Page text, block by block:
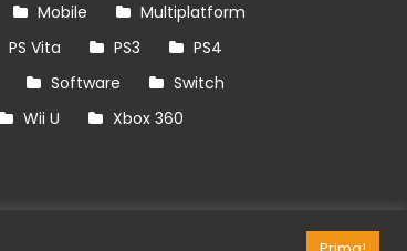
Mobile
Multiplatform
PS Vita PS3
PS4
Software
Switch
Wii U
Xbox 360